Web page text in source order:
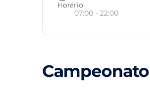
Horário
07:00 - 22:00
Campeonato